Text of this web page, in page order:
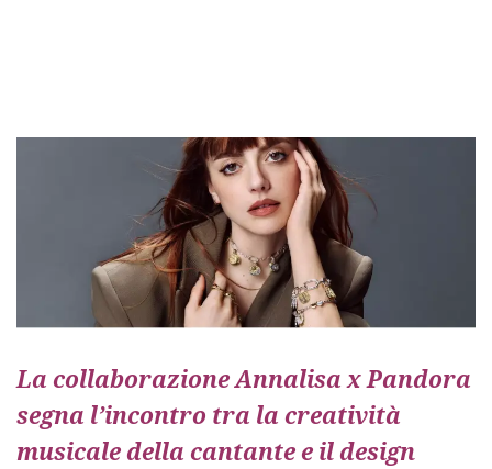
La collaborazione Annalisa x Pandora
segna l’incontro tra la creatività
musicale della cantante e il design